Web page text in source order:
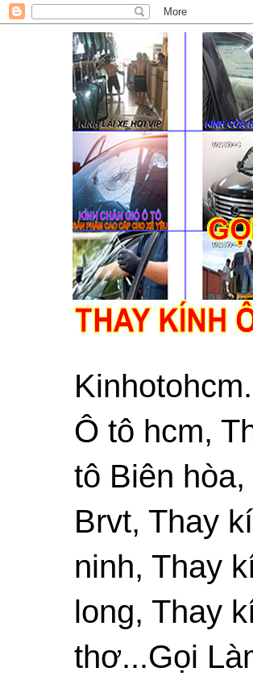
Ô tô hcm,
tô Biên
Brvt, Thay
ninh, Thay
long, Thay
thơ...Gọi